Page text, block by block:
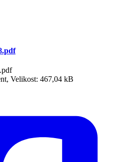
Velikost: 467,04 kB